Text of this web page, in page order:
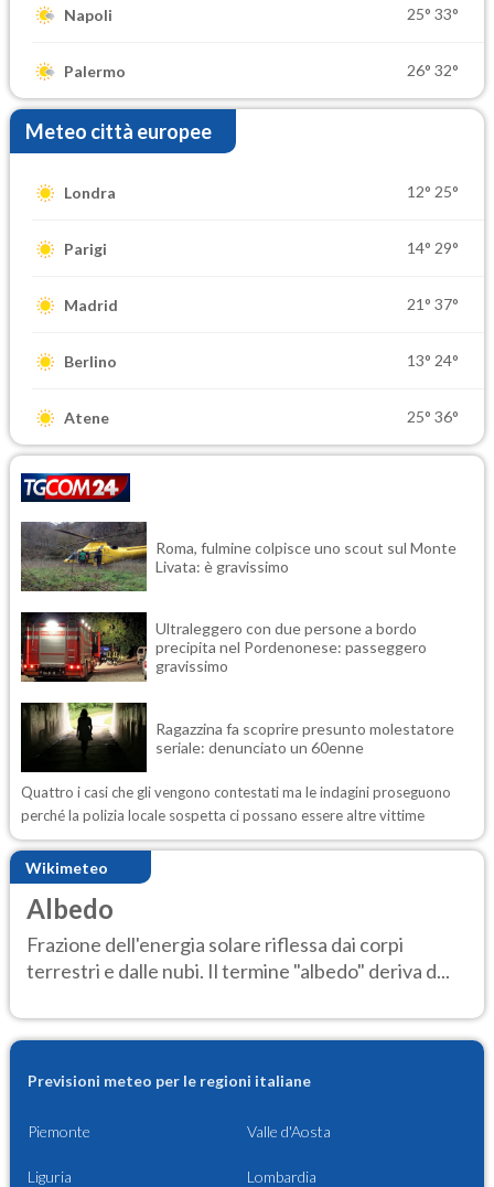
Napoli 25° 33°
Palermo 26° 32°
Meteo città europee
Londra 12° 25°
Parigi 14° 29°
Madrid 21° 37°
Berlino 13° 24°
Atene 25° 36°
Roma, fulmine colpisce uno scout sul Monte
Livata: è gravissimo
Ultraleggero con due persone a bordo
precipita nel Pordenonese: passeggero
gravissimo
Ragazzina fa scoprire presunto molestatore
seriale: denunciato un 60enne
Quattro i casi che gli vengono contestati ma le indagini proseguono
perché la polizia locale sospetta ci possano essere altre vittime
Wikimeteo
Albedo
Frazione dell'energia solare riflessa dai corpi
terrestri e dalle nubi. Il termine "albedo" deriva d...
Previsioni meteo per le regioni italiane
Piemonte Valle d'Aosta
Liguria Lombardia